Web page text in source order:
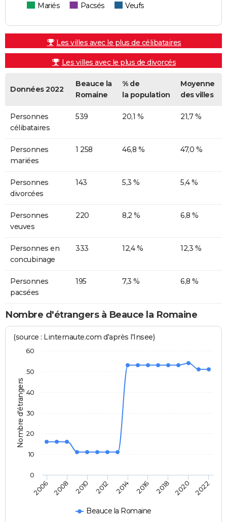
Mariés
Pacsés Veufs
Les villes avec le plus de célibataires
Les villes avec le plus de divorcés
Données 2022
Beauce la
Romaine
% de
la population
Moyenne
des villes
Personnes
célibataires
539 20,1 % 21,7 %
Personnes
mariées
1 258 46,8 % 47,0 %
Personnes
divorcées
143 5,3 % 5,4 %
Personnes
veuves
220 8,2 % 6,8 %
Personnes en
concubinage
333 12,4 % 12,3 %
Personnes
pacsées
195 7,3 % 6,8 %
Nombre d'étrangers à Beauce la Romaine
Nombre d'étrangers
(source : Linternaute.com d'après l'Insee)
Beauce la Romaine
2006 2008 2010 2012 2014 2016 2018 2020 2022
0
10
20
30
40
50
60